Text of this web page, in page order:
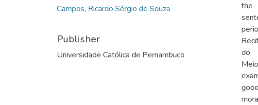
Campos, Ricardo Sérgio de Souza
Publisher
Universidade Católica de Pernambuco
the
do